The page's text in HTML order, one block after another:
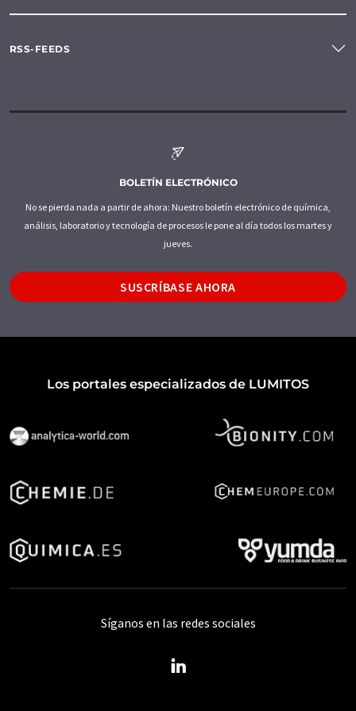
RSS-FEEDS
BOLETÍN ELECTRÓNICO
No se pierda nada a partir de ahora: Nuestro boletín electrónico de química,
análisis, laboratorio y tecnología de procesos le pone al día todos los martes y
jueves.
SUSCRÍBASE AHORA
Los portales especializados de LUMITOS
Síganos en las redes sociales